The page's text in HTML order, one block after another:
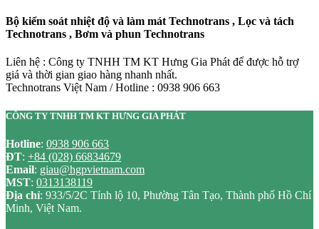
Bộ kiểm soát nhiệt độ và làm mát Technotrans , Lọc và tách
Technotrans , Bơm và phun Technotrans
Liên hệ : Công ty TNHH TM KT Hưng Gia Phát để được hỗ trợ
giá và thời gian giao hàng nhanh nhất.
Technotrans Việt Nam / Hotline : 0938 906 663
CÔNG TY TNHH TM KT HƯNG GIA PHÁT
Hotline: 0938 906 663
ĐT: +84 (028) 66834679
Email: giau@hgpvietnam.com
MST: 0313138119
Địa chỉ: 933/5/2C Tỉnh lộ 10, Phường Tân Tạo, Thành phố Hồ Chí
Minh, Việt Nam.